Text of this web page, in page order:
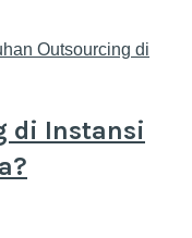
di Instansi